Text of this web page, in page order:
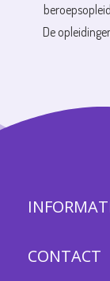
De
CONTACT